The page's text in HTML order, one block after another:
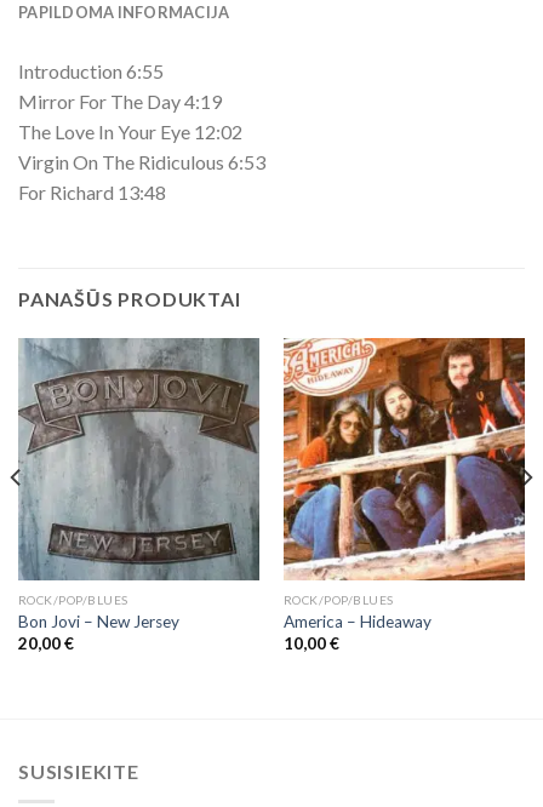
PAPILDOMA INFORMACIJA
Introduction 6:55
Mirror For The Day 4:19
The Love In Your Eye 12:02
Virgin On The Ridiculous 6:53
For Richard 13:48
PANAŠŪS PRODUKTAI
ROCK/POP/BLUES
Bon Jovi ‎– New Jersey
20,00€
ROCK/POP/BLUES
America – Hideaway
10,00€
SUSISIEKITE